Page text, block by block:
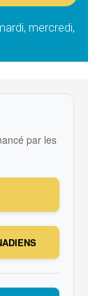
mercredi,
par les